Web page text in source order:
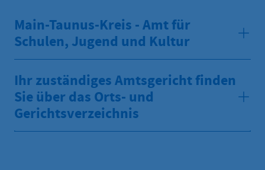
Main-Taunus-Kreis - Amt für
Schulen, Jugend und Kultur
Ihr zuständiges Amtsgericht finden
Sie über das Orts- und
Gerichtsverzeichnis